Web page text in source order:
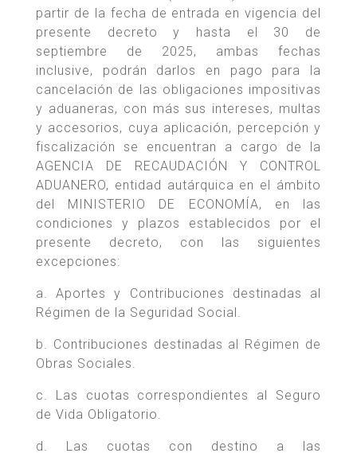
partir de la fecha de entrada en vigencia del
presente decreto y hasta el 30 de
septiembre de 2025, ambas fechas
inclusive, podrán darlos en pago para la
cancelación de las obligaciones impositivas
y aduaneras, con más sus intereses, multas
y accesorios, cuya aplicación, percepción y
fiscalización se encuentran a cargo de la
AGENCIA DE RECAUDACIÓN Y CONTROL
ADUANERO, entidad autárquica en el ámbito
del MINISTERIO DE ECONOMÍA, en las
condiciones y plazos establecidos por el
presente decreto, con las siguientes
excepciones:
a. Aportes y Contribuciones destinadas al
Régimen de la Seguridad Social.
b. Contribuciones destinadas al Régimen de
Obras Sociales.
c. Las cuotas correspondientes al Seguro
de Vida Obligatorio.
d. Las cuotas con destino a las